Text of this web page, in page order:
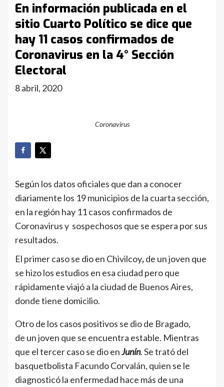
En información publicada en el
sitio Cuarto Político se dice que
hay 11 casos confirmados de
Coronavirus en la 4° Sección
Electoral
8 abril, 2020
Coronavirus
Según los datos oficiales que dan a conocer
diariamente los 19 municipios de la cuarta sección,
en la región hay 11 casos confirmados de
Coronavirus y sospechosos que se espera por sus
resultados.
El primer caso se dio en Chivilcoy,de un joven que
se hizo los estudios en esa ciudad pero que
rápidamente viajó a la ciudad de Buenos Aires,
donde tiene domicilio.
Otro de los casos positivos se dio de Bragado,
de un joven que se encuentra estable. Mientras
que el tercer caso se dio enJunín. Se trató del
basquetbolista Facundo Corvalán, quien se le
diagnosticó la enfermedad hace más de una